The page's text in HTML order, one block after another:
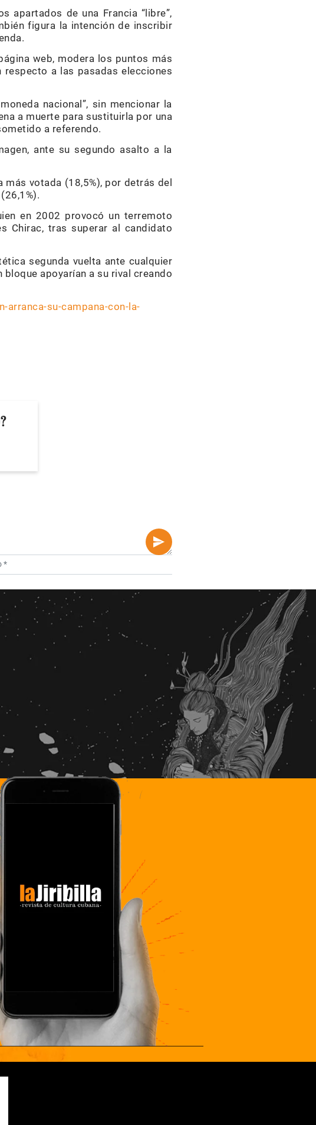
apartados de una Francia “libre”,
figura la intención de inscribir
web, modera los puntos más
a las pasadas elecciones
nacional”, sin mencionar la
a muerte para sustituirla por una
a referendo.
ante su segundo asalto a la
votada (18,5%), por detrás del
en 2002 provocó un terremoto
Chirac, tras superar al candidato
segunda vuelta ante cualquier
apoyarían a su rival creando
su-campana-con-la-